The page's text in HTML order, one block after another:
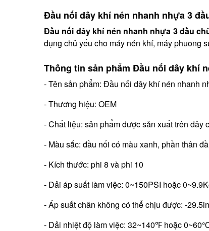
Đầu nối dây khí nén nhanh nhựa 3
Đầu nối dây khí nén nhanh nhựa 3 đầu
dụng chủ yếu cho máy nén khí, máy phuong
Thông tin sản phẩm Đầu nối dây khí
- Tên sản phẩm: Đầu nối dây khí nén nhanh
- Thương hiệu: OEM
- Chất liệu: sản phẩm được sản xuất trên
- Màu sắc: đầu nối có màu xanh, phần thân
- Kích thước: phi 8 và phi 10
- Dải áp suất làm việc: 0~150PSI hoặc
- Áp suất chân không có thể chịu được: -
- Dải nhiệt độ làm việc: 32~140℉ hoặc